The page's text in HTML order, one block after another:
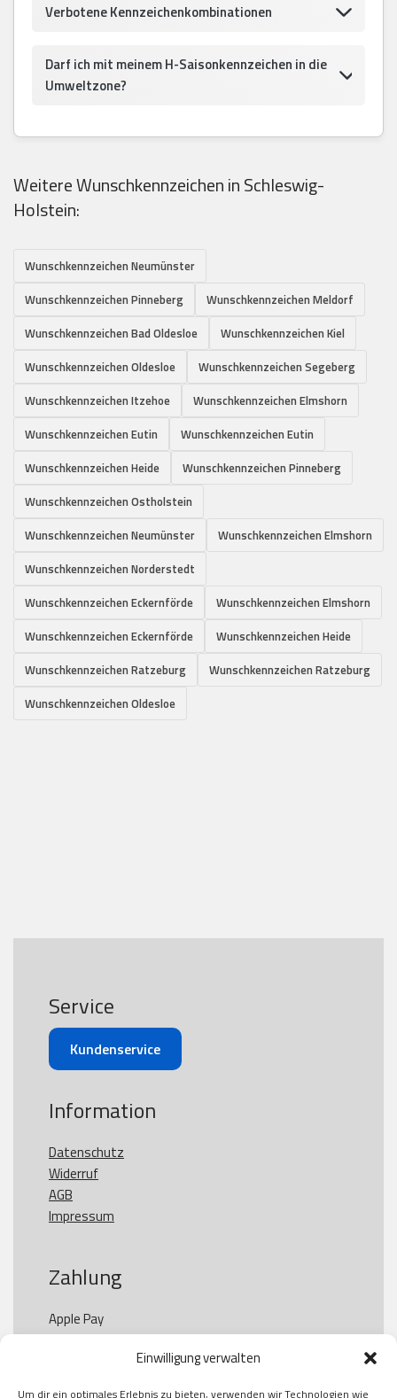
Einwilligung verwalten
Um dir ein optimales Erlebnis zu bieten, verwenden wir Technologien wie
Verbotene Kennzeichenkombinationen
Darf ich mit meinem H-Saisonkennzeichen in die
Umweltzone?
Weitere Wunschkennzeichen in Schleswig-
Holstein:
Wunschkennzeichen Neumünster
Wunschkennzeichen Pinneberg
Wunschkennzeichen Meldorf
Wunschkennzeichen Bad Oldesloe
Wunschkennzeichen Kiel
Wunschkennzeichen Oldesloe
Wunschkennzeichen Segeberg
Wunschkennzeichen Itzehoe
Wunschkennzeichen Elmshorn
Wunschkennzeichen Eutin
Wunschkennzeichen Eutin
Wunschkennzeichen Heide
Wunschkennzeichen Pinneberg
Wunschkennzeichen Ostholstein
Wunschkennzeichen Neumünster
Wunschkennzeichen Elmshorn
Wunschkennzeichen Norderstedt
Wunschkennzeichen Eckernförde
Wunschkennzeichen Elmshorn
Wunschkennzeichen Eckernförde
Wunschkennzeichen Heide
Wunschkennzeichen Ratzeburg
Wunschkennzeichen Ratzeburg
Wunschkennzeichen Oldesloe
Service
Kundenservice
Information
Datenschutz
Widerruf
AGB
Impressum
Zahlung
Apple Pay
Paypal